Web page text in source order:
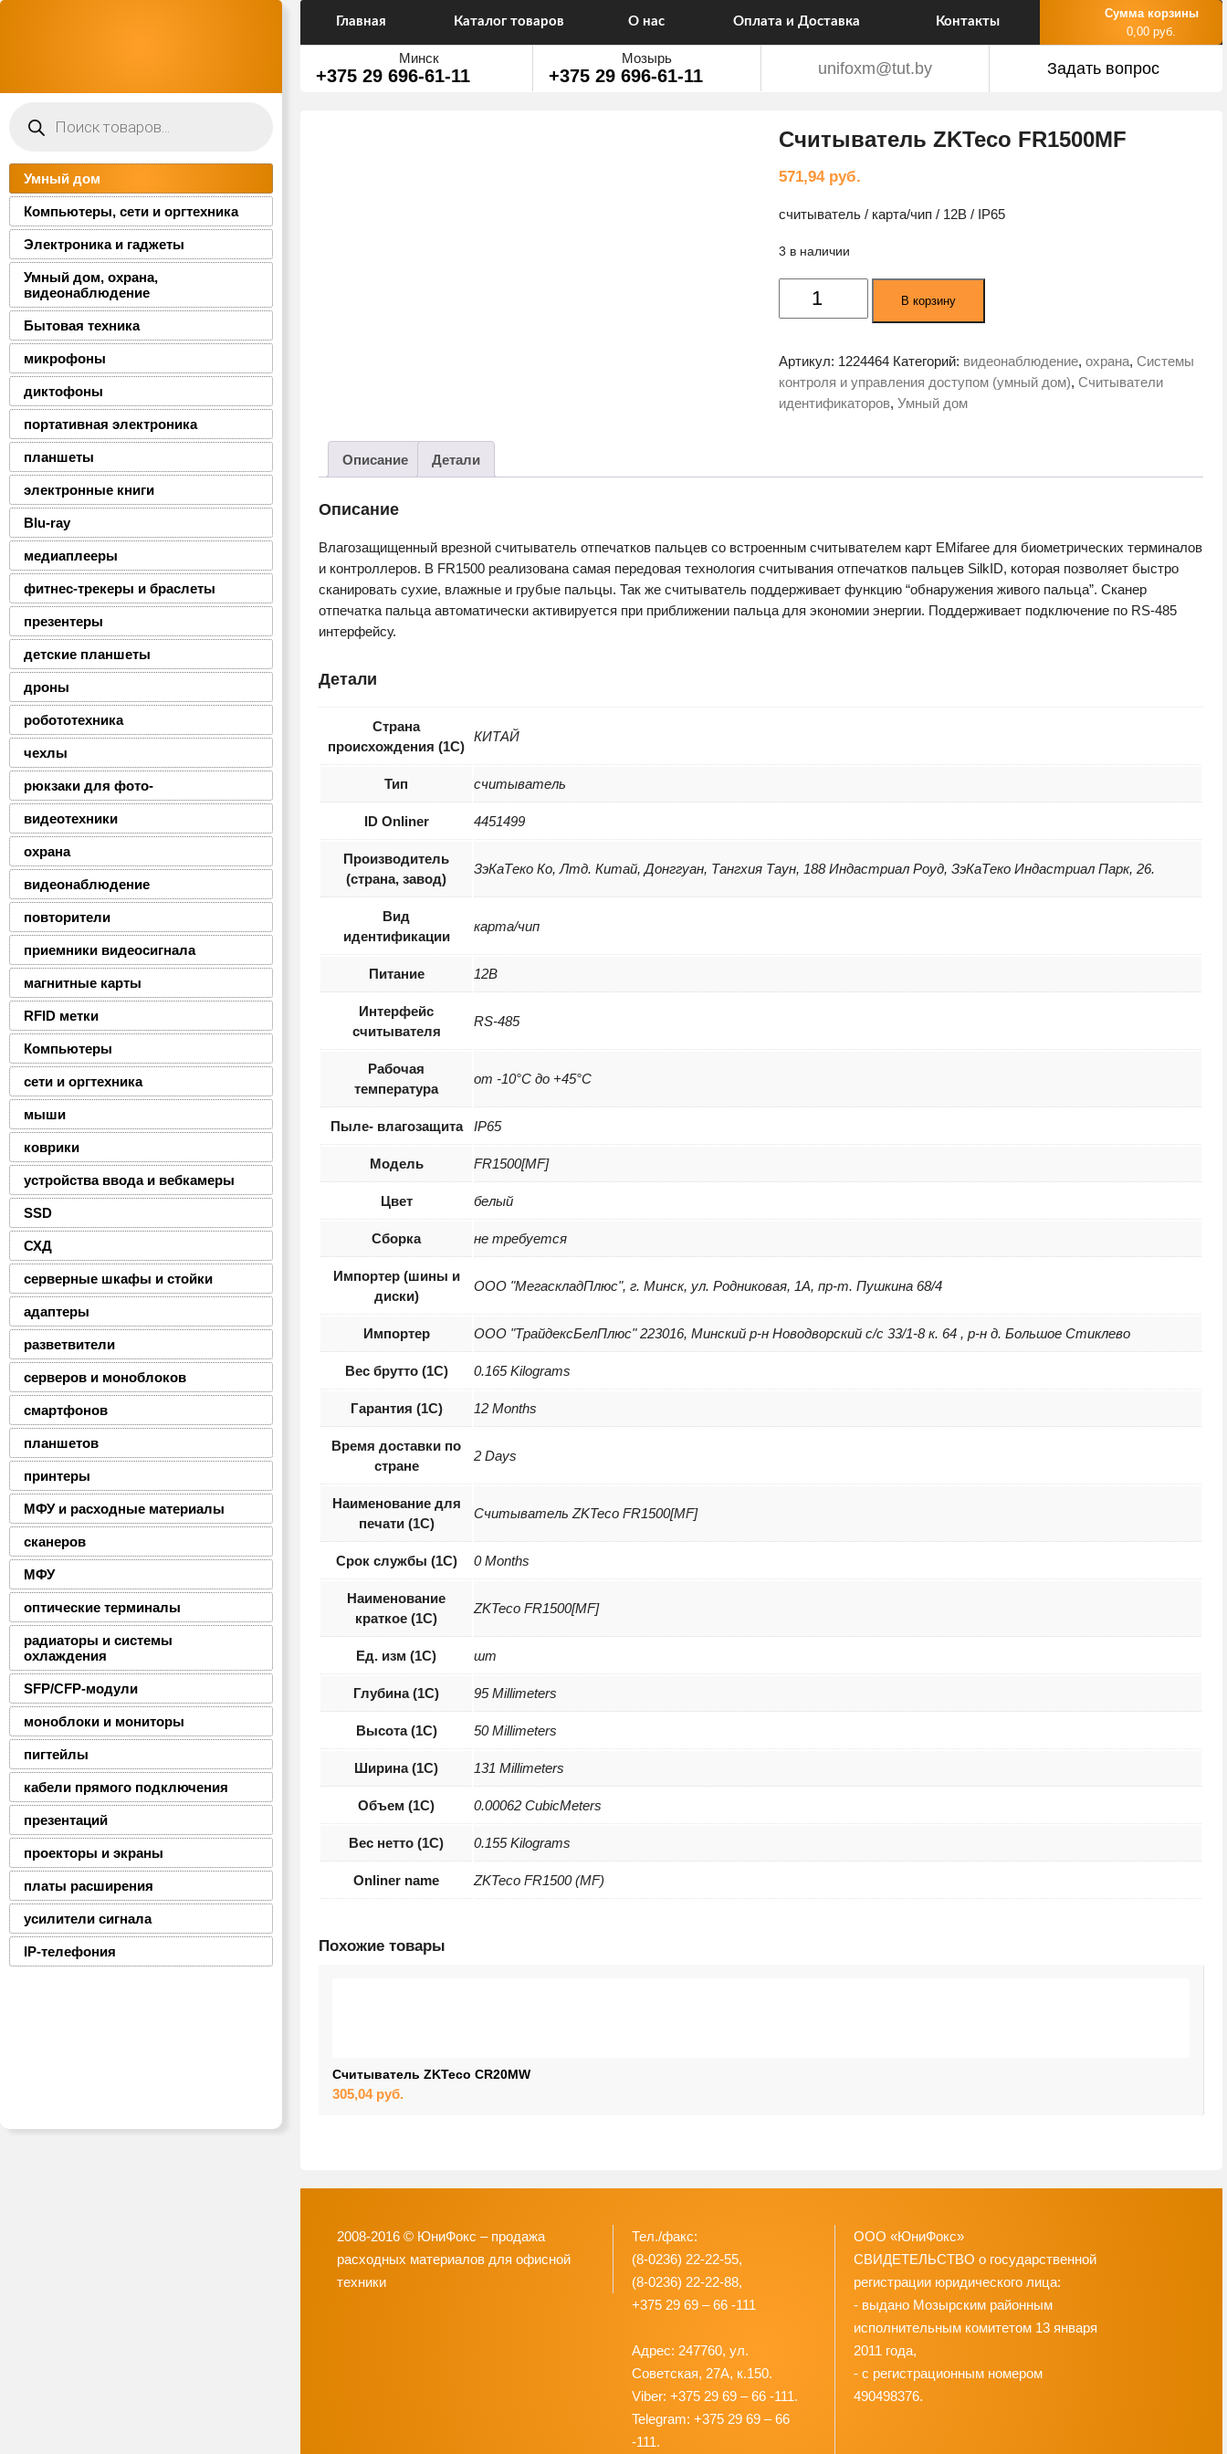
товаров
Умный дом
Компьютеры, сети и оргтехника
Электроника и гаджеты
Умный дом, охрана,
видеонаблюдение
Бытовая техника
микрофоны
диктофоны
портативная электроника
планшеты
электронные книги
Blu-ray
медиаплееры
фитнес-трекеры и браслеты
презентеры
детские планшеты
дроны
робототехника
чехлы
рюкзаки для фото-
видеотехники
охрана
видеонаблюдение
повторители
приемники видеосигнала
магнитные карты
RFID метки
Компьютеры
сети и оргтехника
мыши
коврики
устройства ввода и вебкамеры
SSD
СХД
серверные шкафы и стойки
адаптеры
разветвители
серверов и моноблоков
смартфонов
планшетов
принтеры
МФУ и расходные материалы
сканеров
МФУ
оптические терминалы
радиаторы и системы
охлаждения
SFP/CFP-модули
моноблоки и мониторы
пигтейлы
кабели прямого подключения
презентаций
проекторы и экраны
платы расширения
усилители сигнала
IP-телефония
Главная Каталог товаров О нас Оплата и Доставка Контакты
Сумма корзины
0,00 руб.
Минск
+375 29 696-61-11
Мозырь
+375 29 696-61-11 unifoxm@tut.by Задать вопрос
Считыватель ZKTeco FR1500MF
571,94 руб.
считыватель / карта/чип / 12В / IP65
3 в наличии
Количество
товара
FR1500MF
В корзину
Артикул: 1224464 Категорий: видеонаблюдение,охрана,Системы
контроля и управления доступом (умный дом),Считыватели
идентификаторов,Умный дом
Описание Детали
Описание
Влагозащищенный врезной считыватель отпечатков пальцев со встроенным считывателем карт EMifaree для биометрических терминалов
и контроллеров. В FR1500 реализована самая передовая технология считывания отпечатков пальцев SilkID, которая позволяет быстро
сканировать сухие, влажные и грубые пальцы. Так же считыватель поддерживает функцию “обнаружения живого пальца”. Сканер
отпечатка пальца автоматически активируется при приближении пальца для экономии энергии. Поддерживает подключение по RS-485
интерфейсу.
Детали
Страна
происхождения (1С)
КИТАЙ
Тип считыватель
ID Onliner 4451499
Производитель
(страна, завод)
ЗэКаТеко Ко, Лтд. Китай, Донггуан, Тангхия Таун, 188 Индастриал Роуд, ЗэКаТеко Индастриал Парк, 26.
Вид
идентификации
карта/чип
Питание 12В
Интерфейс
считывателя
RS-485
Рабочая
температура
от -10°C до +45°C
Пыле- влагозащита IP65
Модель FR1500[MF]
Цвет белый
Сборка не требуется
Импортер (шины и
диски)
ООО "МегаскладПлюс", г. Минск, ул. Родниковая, 1А, пр-т. Пушкина 68/4
Импортер ООО "ТрайдексБелПлюс" 223016, Минский р-н Новодворский с/с 33/1-8 к. 64 , р-н д. Большое Стиклево
Вес брутто (1С) 0.165 Kilograms
Гарантия (1С) 12 Months
Время доставки по
стране
2 Days
Наименование для
печати (1С)
Считыватель ZKTeco FR1500[MF]
Срок службы (1С) 0 Months
Наименование
краткое (1C)
ZKTeco FR1500[MF]
Ед. изм (1С) шт
Глубина (1С) 95 Millimeters
Высота (1С) 50 Millimeters
Ширина (1С) 131 Millimeters
Объем (1С) 0.00062 CubicMeters
Вес нетто (1С) 0.155 Kilograms
Onliner name ZKTeco FR1500 (MF)
Похожие товары
Считыватель ZKTeco CR20MW
305,04 руб.
2008-2016 © ЮниФокс – продажа
расходных материалов для офисной
техники
Тел./факс:
(8-0236) 22-22-55,
(8-0236) 22-22-88,
+375 29 69 – 66 -111
Адрес: 247760, ул.
Советская, 27А, к.150.
Viber: +375 29 69 – 66 -111.
Telegram: +375 29 69 – 66
-111.
ООО «ЮниФокс»
СВИДЕТЕЛЬСТВО о государственной
регистрации юридического лица:
- выдано Мозырским районным
исполнительным комитетом 13 января
2011 года,
- с регистрационным номером
490498376.